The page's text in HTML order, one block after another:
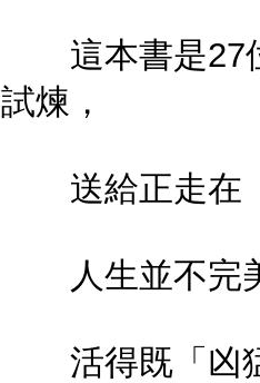
這本書是27位
試煉，
送給正走在「
人生並不完美
活得既「凶